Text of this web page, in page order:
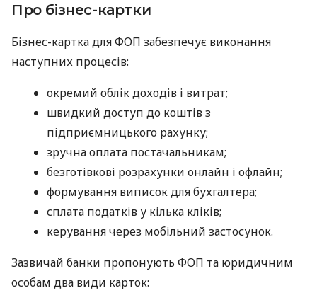
Про бізнес-картки
Бізнес-картка для ФОП забезпечує виконання
наступних процесів:
окремий облік доходів і витрат;
швидкий доступ до коштів з
підприємницького рахунку;
зручна оплата постачальникам;
безготівкові розрахунки онлайн і офлайн;
формування виписок для бухгалтера;
сплата податків у кілька кліків;
керування через мобільний застосунок.
Зазвичай банки пропонують ФОП та юридичним
особам два види карток: